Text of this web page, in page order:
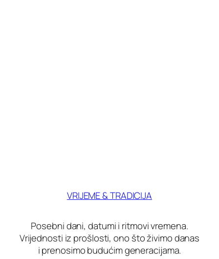
VRIJEME & TRADICIJA
Posebni dani, datumi i ritmovi vremena.
Vrijednosti iz prošlosti, ono što živimo danas
i prenosimo budućim generacijama.